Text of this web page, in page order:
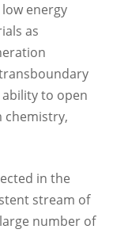
energy
as
to open
chemistry,
in the
stream of
number of